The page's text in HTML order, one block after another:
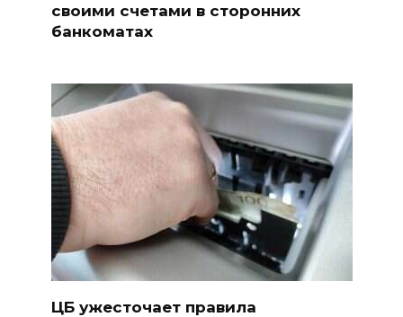
своими счетами в сторонних
банкоматах
ЦБ ужесточает правила